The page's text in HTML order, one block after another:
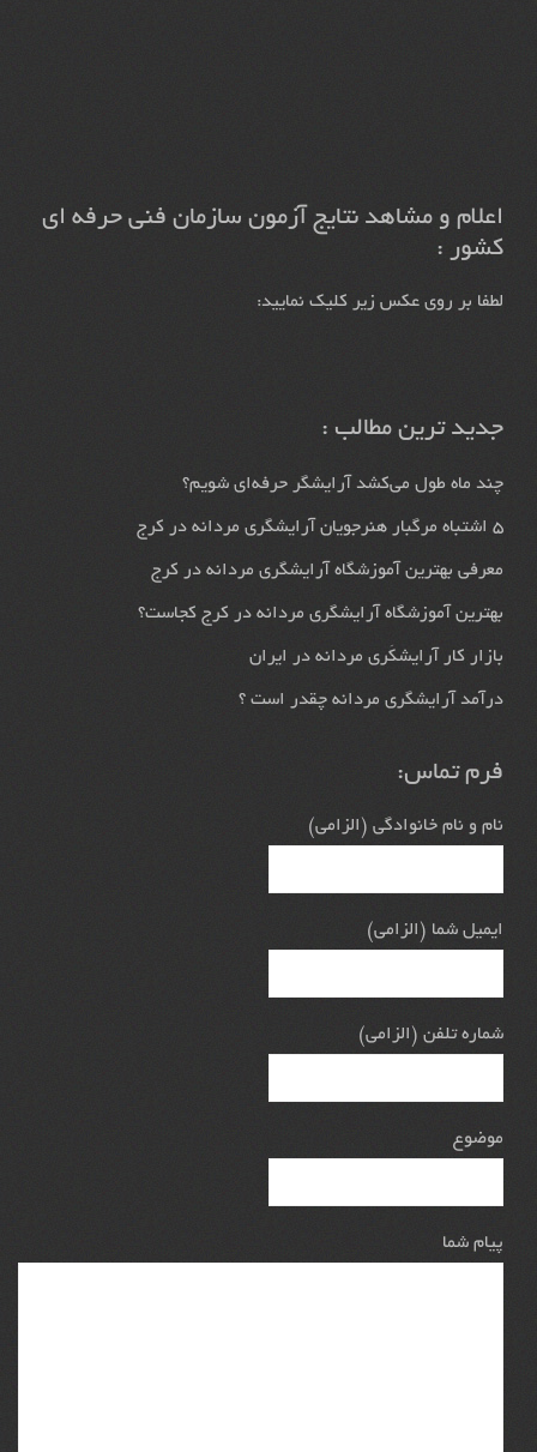
اعلام و مشاهد نتایج آزمون سازمان فنی حرفه ای
کشور :
لطفا بر روی عکس زیر کلیک نمایید:
جدید ترین مطالب :
چند ماه طول می‌کشد آرایشگر حرفه‌ای شویم؟
5 اشتباه مرگبار هنرجویان آرایشگری مردانه در کرج
معرفی بهترین آموزشگاه آرایشگری مردانه در کرج
بهترین آموزشگاه آرایشگری مردانه در کرج کجاست؟
بازار كار آرايشكَرى مردانه در ايران
درآمد آرایشگری مردانه چقدر است ؟
فرم تماس:
نام و نام خانوادگی (الزامی)
ایمیل شما (الزامی)
شماره تلفن (الزامی)
موضوع
پیام شما